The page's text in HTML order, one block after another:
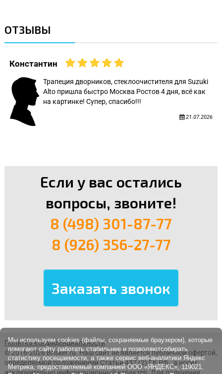
ОТЗЫВЫ
Константин
Трапеция дворников, стеклоочистителя для Suzuki
Alto пришла быстро Москва Ростов 4 дня, всё как
на картинке! Супер, спасибо!!!
21.07.2026
Если у вас остались
вопросы, звоните!
8 (498) 301-87-77
8 (926) 356-27-77
Политка конфиденциальности
© 2016-2026 Brisker.ru.Наш сайт не является публичной офертой,
определяемой положениями Статьи 437 (2) ГК РФ., а носит
исключительно информационный характер. Для получения
Мы используем cookies (файлы, сохраняемые браузером), которые
помогают сайту работать стабильнее и позволяютсобирать
статистику посещаемости, а также сервис веб-аналитики Яндекс
Метрика, предоставляемый компанией ООО «ЯНДЕКС», 119021,